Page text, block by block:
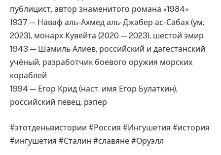
публицист, автор знаменитого романа «1984»
1937 — Наваф аль-Ахмед аль-Джабер ас-Сабах (ум.
2023), монарх Кувейта (2020 — 2023), шестой эмир
1943 — Шамиль Алиев, российский и дагестанский
учёный, разработчик боевого оружия морских
кораблей
1994 — Егор Крид (наст. имя Егор Булаткин),
российский певец, рэпер
#этотденьвистории #Россия #Ингушетия #история
#ингушетия #Сталин #славяне #Оруэлл